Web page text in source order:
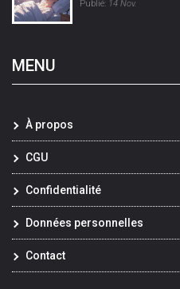
Publié: 14 Nov.
MENU
À propos
CGU
Confidentialité
Données personnelles
Contact